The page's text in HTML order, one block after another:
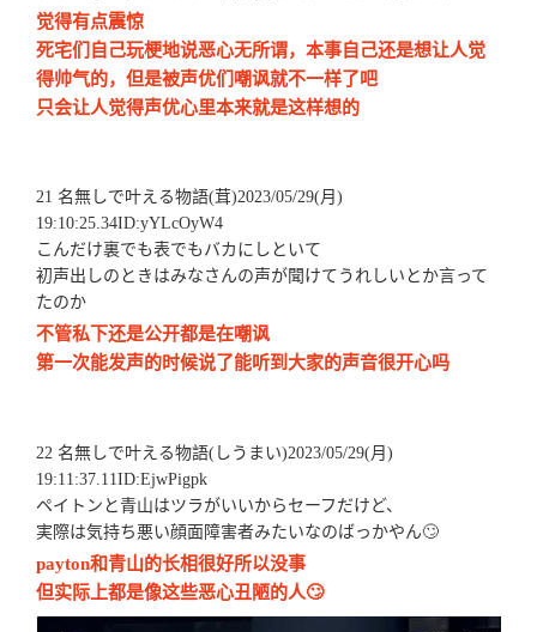
觉得有点震惊
死宅们自己玩梗地说恶心无所谓，本事自己还是想让人觉
得帅气的，但是被声优们嘲讽就不一样了吧
只会让人觉得声优心里本来就是这样想的
21 名無しで叶える物語(茸)2023/05/29(月)
19:10:25.34ID:yYLcOyW4
こんだけ裏でも表でもバカにしといて
初声出しのときはみなさんの声が聞けてうれしいとか言って
たのか
不管私下还是公开都是在嘲讽
第一次能发声的时候说了能听到大家的声音很开心吗
22 名無しで叶える物語(しうまい)2023/05/29(月)
19:11:37.11ID:EjwPigpk
ペイトンと青山はツラがいいからセーフだけど、
実際は気持ち悪い顔面障害者みたいなのばっかやん🙄
payton和青山的长相很好所以没事
但实际上都是像这些恶心丑陋的人🙄